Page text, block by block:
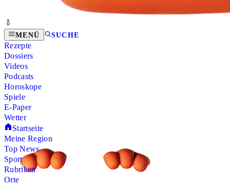
MENÜ SUCHE
Rezepte
Dossiers
Videos
Podcasts
Horoskope
Spiele
E-Paper
Wetter
Startseite
Meine Region
Top News
Sport
Rubriken
Orte